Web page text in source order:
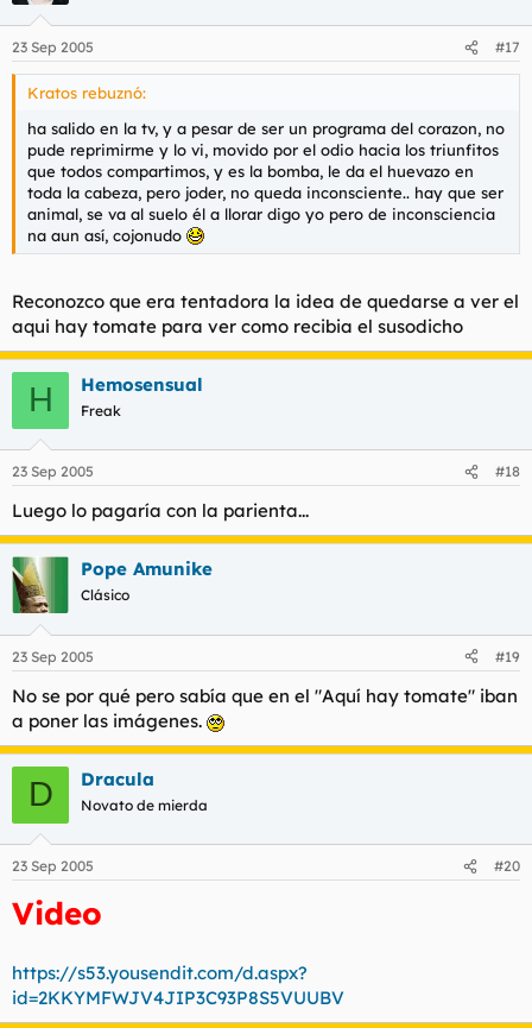
23 Sep 2005 #17
Kratos rebuznó:
ha salido en la tv, y a pesar de ser un programa del corazon, no
pude reprimirme y lo vi, movido por el odio hacia los triunfitos
que todos compartimos, y es la bomba, le da el huevazo en
toda la cabeza, pero joder, no queda inconsciente.. hay que ser
animal, se va al suelo él a llorar digo yo pero de inconsciencia
na aun así, cojonudo
Reconozco que era tentadora la idea de quedarse a ver el
aqui hay tomate para ver como recibia el susodicho
H Hemosensual
Freak
23 Sep 2005 #18
Luego lo pagaría con la parienta...
Pope Amunike
Clásico
23 Sep 2005 #19
No se por qué pero sabía que en el "Aquí hay tomate" iban
a poner las imágenes.
D Dracula
Novato de mierda
23 Sep 2005 #20
Video
https://s53.yousendit.com/d.aspx?
id=2KKYMFWJV4JIP3C93P8S5VUUBV